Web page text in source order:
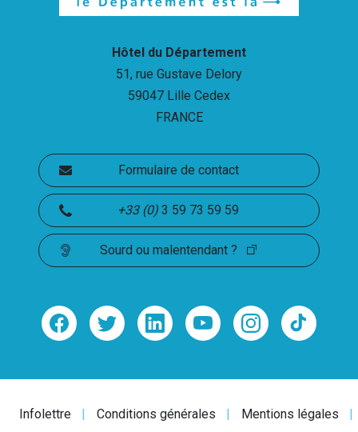
Hôtel du Département
51, rue Gustave Delory
59047 Lille Cedex
FRANCE
Formulaire de contact
+33 (0) 3 59 73 59 59
Sourd ou malentendant ?
Infolettre Conditions générales Mentions légales